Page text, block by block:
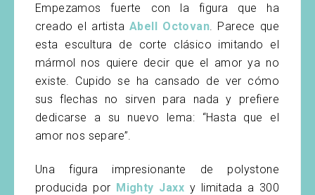
Empezamos fuerte con la figura que ha
creado el artistaAbell Octovan. Parece que
esta escultura de corte clásico imitando el
mármol nos quiere decir que el amor ya no
existe. Cupido se ha cansado de ver cómo
sus flechas no sirven para nada y prefiere
dedicarse a su nuevo lema: “Hasta que el
amor nos separe”.
Una figura impresionante de polystone
producida por Mighty Jaxxy limitada a 300